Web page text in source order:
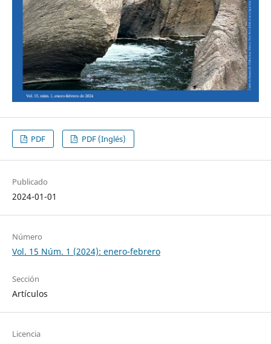
PDF PDF (Inglés)
Publicado
2024-01-01
Número
Vol. 15 Núm. 1 (2024): enero-febrero
Sección
Artículos
Licencia